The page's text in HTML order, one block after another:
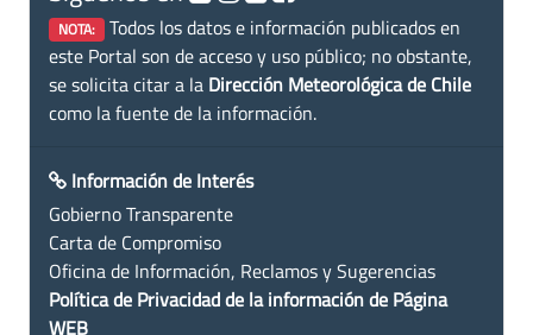
NOTA: Todos los datos e información publicados en
este Portal son de acceso y uso público; no obstante,
se solicita citar a la Dirección Meteorológica de Chile
como la fuente de la información.
Información de Interés
Gobierno Transparente
Carta de Compromiso
Oficina de Información, Reclamos y Sugerencias
Política de Privacidad de la información de Página
WEB